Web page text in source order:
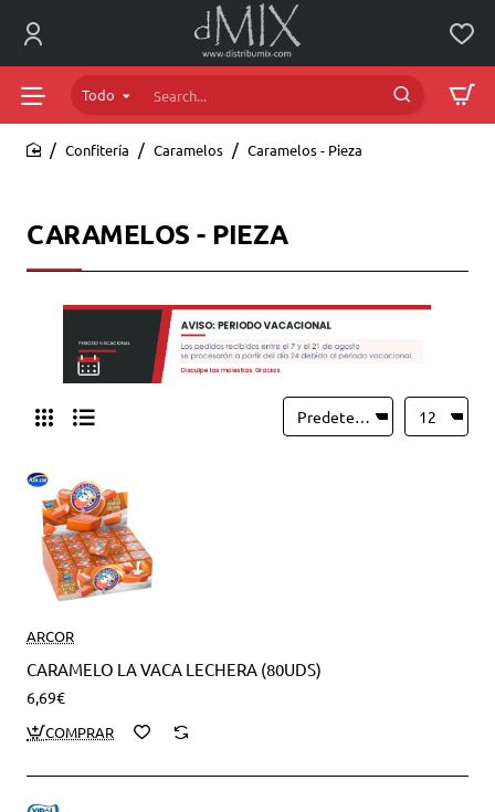
Todo
Search...
home
Confitería Caramelos Caramelos - Pieza
CARAMELOS - PIEZA
ARCOR
CARAMELO LA VACA LECHERA (80UDS)
6,69€